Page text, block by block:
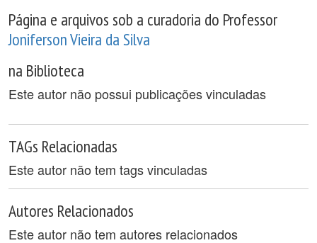
Página e arquivos sob a curadoria do Professor
Joniferson Vieira da Silva
na Biblioteca
Este autor não possui publicações vinculadas
TAGs Relacionadas
Este autor não tem tags vinculadas
Autores Relacionados
Este autor não tem autores relacionados